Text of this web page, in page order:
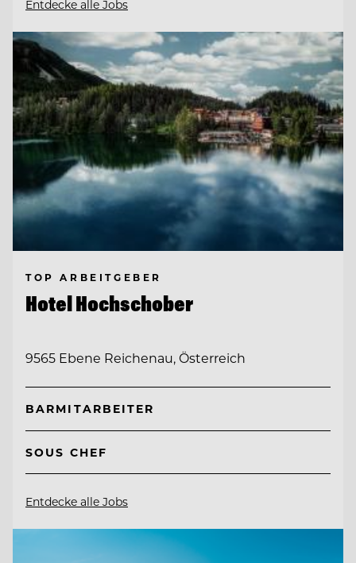
Entdecke alle Jobs
TOP ARBEITGEBER
Hotel Hochschober
9565 Ebene Reichenau, Österreich
BARMITARBEITER
SOUS CHEF
Entdecke alle Jobs